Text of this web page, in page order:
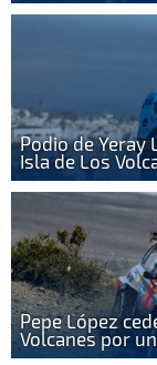
Podio de Yeray
Isla de Los
Pepe López
Volcanes por